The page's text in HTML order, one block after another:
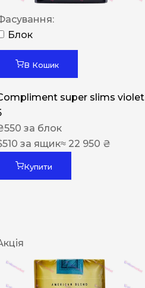
Блок
В Кошик
super slims violet
550 за блок
510 за ящик≈ 22 950 ₴
Купити